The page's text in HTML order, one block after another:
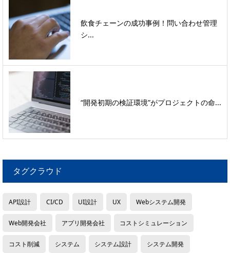
飲食チェーンの成功事例！問い合わせ管理
シ...
“開発初期の検証環境”がプロジェクトの命...
タグクラウド
API設計 CI/CD UI設計 UX Webシステム開発
Web開発会社 アプリ開発会社 コストシミュレーション
コスト削減 システム システム設計 システム開発